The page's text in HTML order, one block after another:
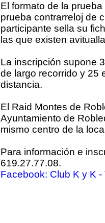
El formato de la
prueba contrarreloj de
participante sella su
las que existen
La inscripción supone
de largo recorrido y 25
distancia.
El Raid Montes de
Ayuntamiento de
mismo centro de la
Para información e
619.27.77.08.
Facebook: Club K y K -